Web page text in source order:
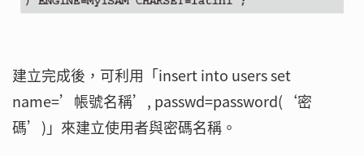
建立完成後，可利用「insert into users set
name=’帳號名稱’, passwd=password(‘密
碼’)」來建立使用者與密碼名稱。